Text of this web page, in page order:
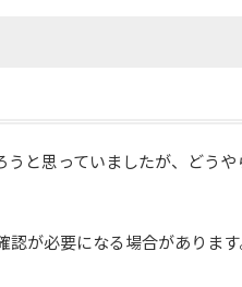
と思っていましたが、どう
が必要になる場合がありま